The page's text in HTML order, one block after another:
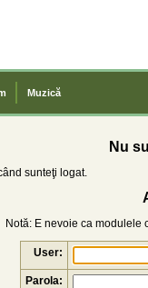
Muzică
Nu
sunteţi logat.
Notă: E nevoie ca modulele
User:
Parola: